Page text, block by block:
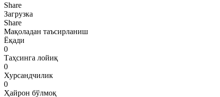
Share
Загрузка
Share
Мақоладан таъсирланиш
Ёқади
0
Таҳсинга лойиқ
0
Хурсандчилик
0
Ҳайрон бўлмоқ